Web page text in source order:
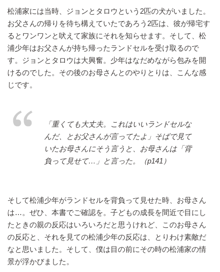
松浦家には当時、ジョンとタロウという2匹の犬がいました。
お父さんの帰りを待ち構えていたであろう2匹は、彼が帰宅す
るとワンワンと吠えて家族にそれを知らせます。そして、松
浦少年はお父さんが持ち帰ったランドセルを受け取るので
す。ジョンとタロウは大興奮。少年はなだめながら包みを開
けるのでした。その後のお母さんとのやりとりは、こんな感
じです。
「重くても大丈夫。これはいいランドセルな
んだ、とお父さんが言ってたよ」そばで見て
いたお母さんにそう言うと、お母さんは「背
負って見せて…」と言った。（p141）
そして松浦少年がランドセルを背負って見せた時、お母さん
は…。ぜひ、本書でご確認を。子どもの成長を間近で目にし
たときの親の反応はいろいろだと思うけれど、このお母さん
の反応と、それを見ての松浦少年の反応は、とりわけ素敵だ
なと思いました。そして、僕は目の前にその時の松浦家の情
景が浮かびました。